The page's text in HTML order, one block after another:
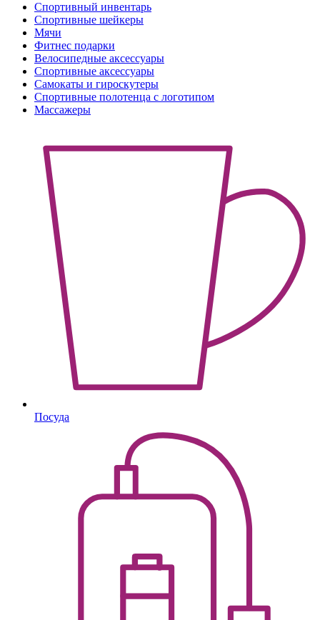
Спортивный инвентарь
Спортивные шейкеры
Мячи
Фитнес подарки
Велосипедные аксессуары
Спортивные аксессуары
Самокаты и гироскутеры
Спортивные полотенца с логотипом
Массажеры
Посуда